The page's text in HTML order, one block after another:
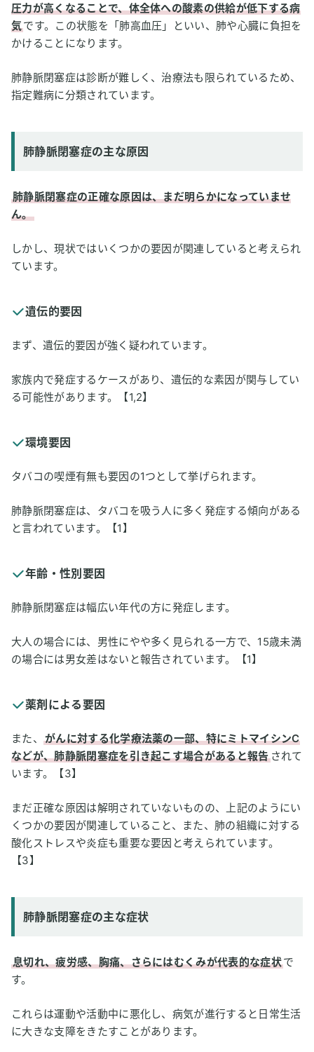
圧力が高くなることで、体全体への酸素の供給が低下する病
気です。この状態を「肺高血圧」といい、肺や心臓に負担を
かけることになります。
肺静脈閉塞症は診断が難しく、治療法も限られているため、
指定難病に分類されています。
肺静脈閉塞症の主な原因
肺静脈閉塞症の正確な原因は、まだ明らかになっていませ
ん。
しかし、現状ではいくつかの要因が関連していると考えられ
ています。
遺伝的要因
まず、遺伝的要因が強く疑われています。
家族内で発症するケースがあり、遺伝的な素因が関与してい
る可能性があります。【1,2】
環境要因
タバコの喫煙有無も要因の1つとして挙げられます。
肺静脈閉塞症は、タバコを吸う人に多く発症する傾向がある
と言われています。【1】
年齢・性別要因
肺静脈閉塞症は幅広い年代の方に発症します。
大人の場合には、男性にやや多く見られる一方で、15歳未満
の場合には男女差はないと報告されています。【1】
薬剤による要因
また、
がんに対する化学療法薬の一部、特にミトマイシンC
などが、肺静脈閉塞症を引き起こす場合があると報告されて
います。【3】
まだ正確な原因は解明されていないものの、上記のようにい
くつかの要因が関連していること、また、肺の組織に対する
酸化ストレスや炎症も重要な要因と考えられています。
【3】
肺静脈閉塞症の主な症状
息切れ、疲労感、胸痛、さらにはむくみが代表的な症状で
す。
これらは運動や活動中に悪化し、病気が進行すると日常生活
に大きな支障をきたすことがあります。